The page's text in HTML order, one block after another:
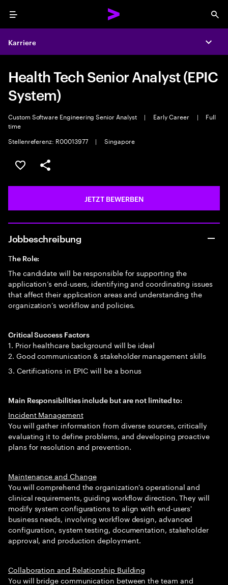
Menu
Karriere
Health Tech Senior Analyst (EPIC
System)
Custom Software Engineering Senior Analyst | Early Career |
Full
time
Stellenreferenz: R00013977
| Singapore
JOB SPEICHERN
Teilen
JETZT BEWERBEN
Jobbeschreibung
The Role:
The candidate will be responsible for supporting the
application’s end-users, identifying and coordinating issues
that affect their application areas and understanding the
organization’s workflow and policies.
Critical Success Factors
1. Prior healthcare background will be ideal
2. Good communication & stakeholder management skills
3. Certifications in EPIC will be a bonus
Main Responsibilities include but are not limited to:
Incident Management
You will gather information from diverse sources, critically
evaluating it to define problems, and developing proactive
plans for resolution and prevention.
Maintenance and Change
You will comprehend the organization's operational and
clinical requirements, guiding workflow direction. They will
modify system configurations to align with end-users'
business needs, involving workflow design, advanced
configuration, system testing, documentation, stakeholder
approval, and production deployment.
Collaboration and Relationship Building
You will bridge communication between the team and